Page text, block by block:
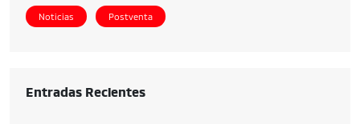
Noticias Postventa
Entradas Recientes